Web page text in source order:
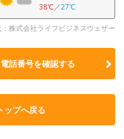
38℃／27℃
株式会社ライフビジネスウェザー
話番号を確認する
ップへ戻る